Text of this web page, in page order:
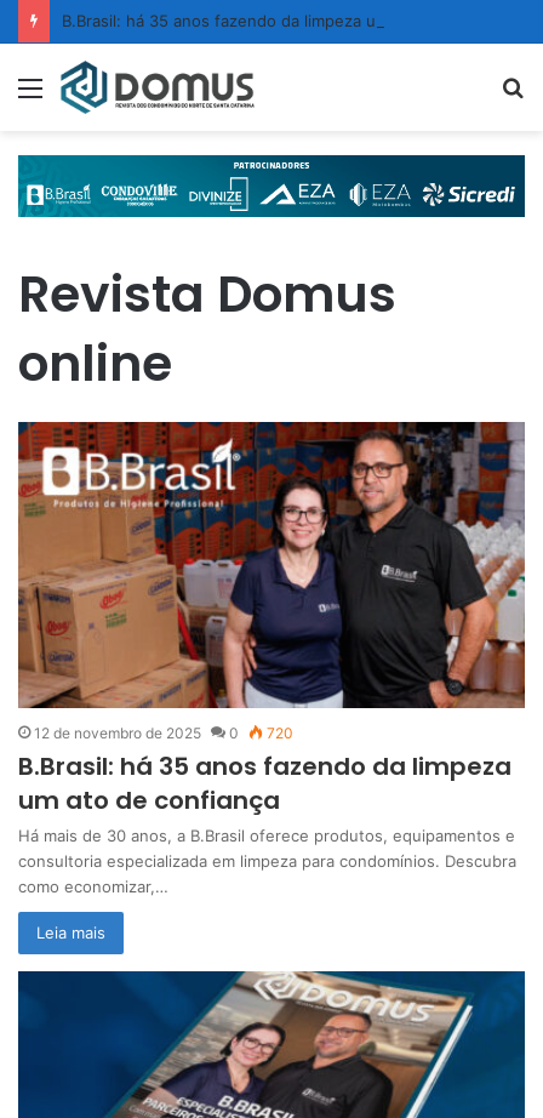
Menu
Revista Domus
online
12 de novembro de 2025 0 720
B.Brasil: há 35 anos fazendo da limpeza
um ato de confiança
Há mais de 30 anos, a B.Brasil oferece produtos, equipamentos e
consultoria especializada em limpeza para condomínios. Descubra
como economizar,…
Leia mais